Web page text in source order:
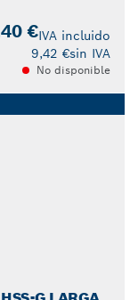
€IVA incluido
9,42 €sin IVA
No disponible